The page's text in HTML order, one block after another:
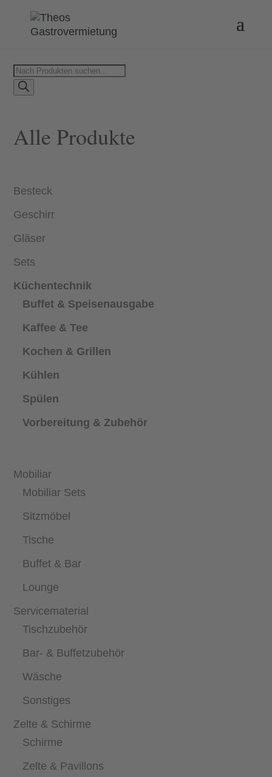
Products
search
Alle Produkte
Besteck
Geschirr
Gläser
Sets
Küchentechnik
Buffet & Speisenausgabe
Kaffee & Tee
Kochen & Grillen
Kühlen
Spülen
Vorbereitung & Zubehör
Mobiliar
Mobiliar Sets
Sitzmöbel
Tische
Buffet & Bar
Lounge
Servicematerial
Tischzubehör
Bar- & Buffetzubehör
Wäsche
Sonstiges
Zelte & Schirme
Schirme
Zelte & Pavillons